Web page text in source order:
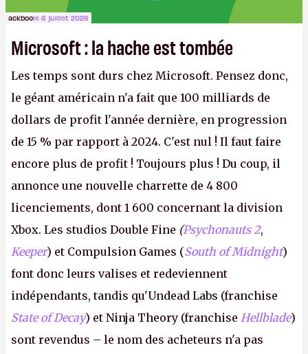
ackboole 6 juillet 2026
Microsoft : la hache est tombée
Les temps sont durs chez Microsoft. Pensez donc,
le géant américain n'a fait que 100 milliards de
dollars de profit l'année dernière, en progression
de 15 % par rapport à 2024. C'est nul ! Il faut faire
encore plus de profit ! Toujours plus ! Du coup, il
annonce une nouvelle charrette de 4 800
licenciements, dont 1 600 concernant la division
Xbox. Les studios Double Fine (Psychonauts 2,
Keeper) et Compulsion Games (South of Midnight)
font donc leurs valises et redeviennent
indépendants, tandis qu'Undead Labs (franchise
State of Decay) et Ninja Theory (franchise Hellblade)
sont revendus – le nom des acheteurs n'a pas